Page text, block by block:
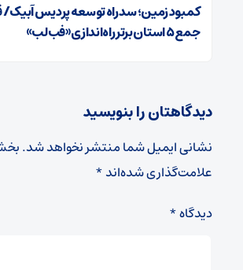
کمبود زمین؛ سد راه توسعه پردیس آبیک/
جمع ۵ استان برتر راه‌اندازی «فب‌لب»
دیدگاهتان را بنویسید
نشانی ایمیل شما منتشر نخواهد شد.
علامت‌گذاری شده‌اند*
دیدگاه*